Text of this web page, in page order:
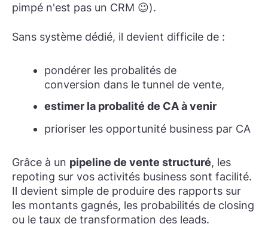
pimpé n'est pas un CRM 😉).
Sans système dédié, il devient difficile de :
pondérer les probalités de
conversion dans le tunnel de vente,
estimer la probalité de CA à venir
prioriser les opportunité business par CA
Grâce à un pipeline de vente structuré, les
repoting sur vos activités business sont facilité.
Il devient simple de produire des rapports sur
les montants gagnés, les probabilités de closing
ou le taux de transformation des leads.